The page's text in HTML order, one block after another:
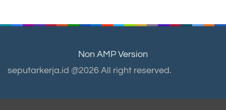
Non AMP Version
seputarkerja.id @2026 All right reserved.